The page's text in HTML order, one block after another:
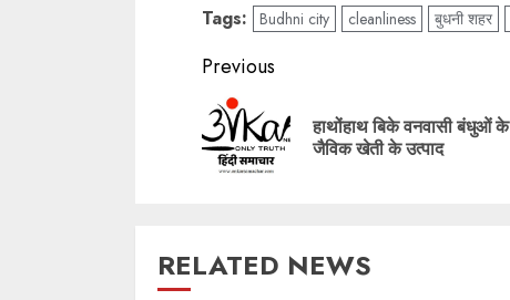
Tags: Budhni city cleanliness बुधनी शहर
Post
navigation
Previous
हाथोंहाथ बिके वनवासी बंधुओं के
जैविक खेती के उत्पाद
RELATED NEWS